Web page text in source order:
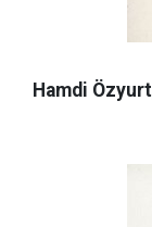
Hamdi